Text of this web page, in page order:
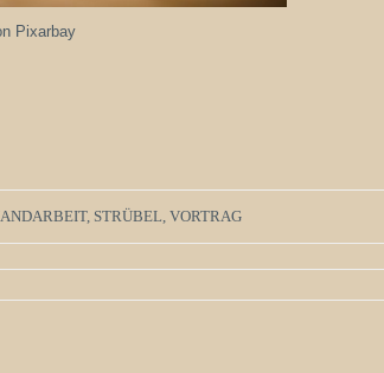
Pixarbay
, STRÜBEL ,VORTRAG